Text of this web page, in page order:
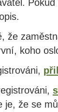
že
koho
je, že se